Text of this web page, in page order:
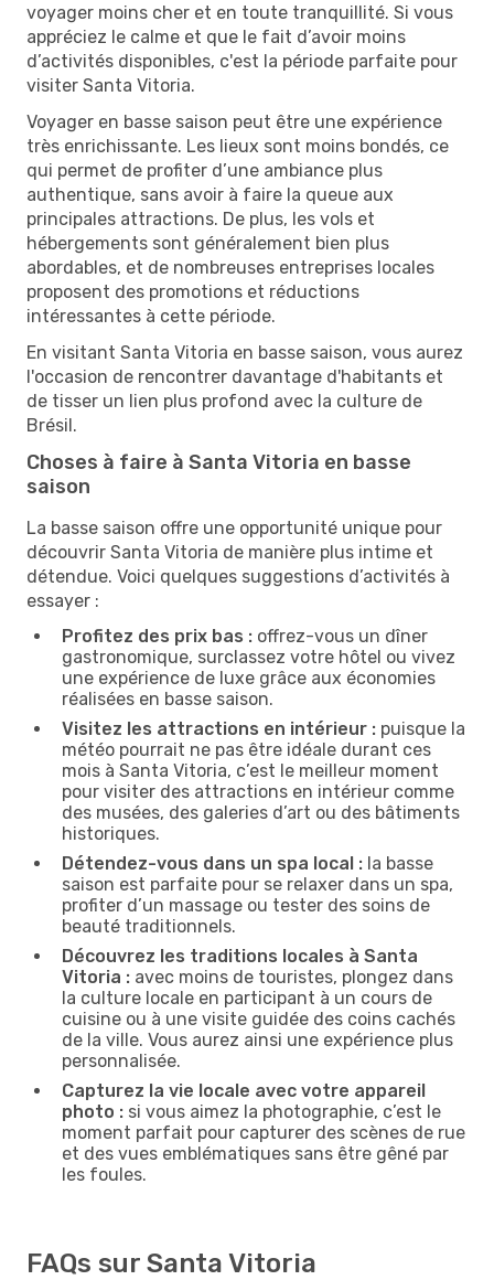
voyager moins cher et en toute tranquillité. Si vous
appréciez le calme et que le fait d’avoir moins
d’activités disponibles, c'est la période parfaite pour
visiter Santa Vitoria.
Voyager en basse saison peut être une expérience
très enrichissante. Les lieux sont moins bondés, ce
qui permet de profiter d’une ambiance plus
authentique, sans avoir à faire la queue aux
principales attractions. De plus, les vols et
hébergements sont généralement bien plus
abordables, et de nombreuses entreprises locales
proposent des promotions et réductions
intéressantes à cette période.
En visitant Santa Vitoria en basse saison, vous aurez
l'occasion de rencontrer davantage d'habitants et
de tisser un lien plus profond avec la culture de
Brésil.
Choses à faire à Santa Vitoria en basse
saison
La basse saison offre une opportunité unique pour
découvrir Santa Vitoria de manière plus intime et
détendue. Voici quelques suggestions d’activités à
essayer :
Profitez des prix bas : offrez-vous un dîner
gastronomique, surclassez votre hôtel ou vivez
une expérience de luxe grâce aux économies
réalisées en basse saison.
Visitez les attractions en intérieur : puisque la
météo pourrait ne pas être idéale durant ces
mois à Santa Vitoria, c’est le meilleur moment
pour visiter des attractions en intérieur comme
des musées, des galeries d’art ou des bâtiments
historiques.
Détendez-vous dans un spa local : la basse
saison est parfaite pour se relaxer dans un spa,
profiter d’un massage ou tester des soins de
beauté traditionnels.
Découvrez les traditions locales à Santa
Vitoria : avec moins de touristes, plongez dans
la culture locale en participant à un cours de
cuisine ou à une visite guidée des coins cachés
de la ville. Vous aurez ainsi une expérience plus
personnalisée.
Capturez la vie locale avec votre appareil
photo : si vous aimez la photographie, c’est le
moment parfait pour capturer des scènes de rue
et des vues emblématiques sans être gêné par
les foules.
FAQs sur Santa Vitoria